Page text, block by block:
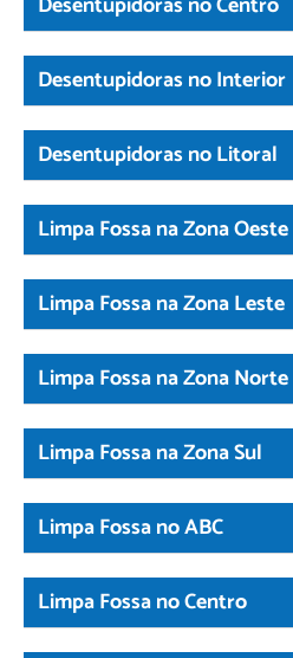
Desentupidoras no Interior
Desentupidoras no Litoral
Limpa Fossa na Zona Oeste
Limpa Fossa na Zona Leste
Limpa Fossa na Zona Norte
Limpa Fossa na Zona Sul
Limpa Fossa no ABC
Limpa Fossa no Centro